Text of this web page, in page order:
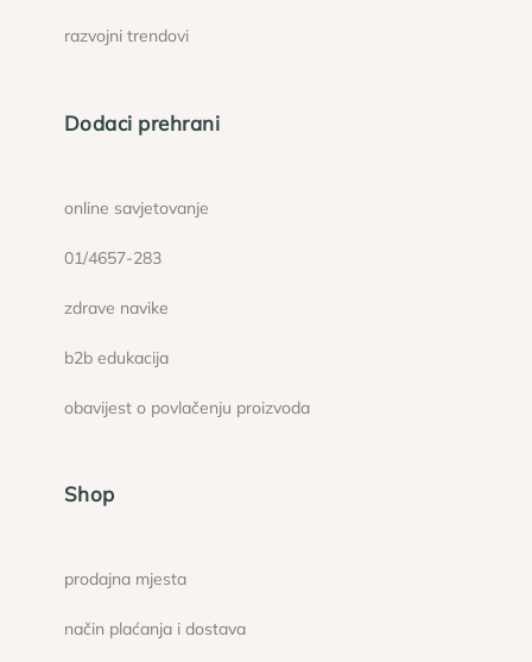
razvojni trendovi
Dodaci prehrani
online savjetovanje
01/4657-283
zdrave navike
b2b edukacija
obavijest o povlačenju proizvoda
Shop
prodajna mjesta
način plaćanja i dostava